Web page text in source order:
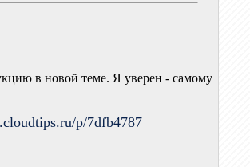
в новой теме. Я уверен - самому
p/7dfb4787